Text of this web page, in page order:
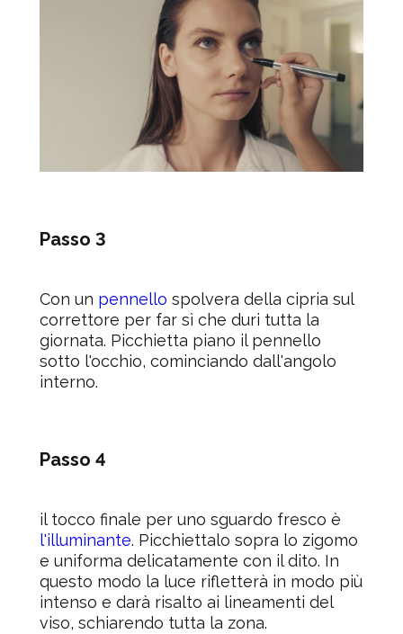
Passo 3
Con un pennello spolvera della cipria sul
correttore per far sì che duri tutta la
giornata. Picchietta piano il pennello
sotto l'occhio, cominciando dall'angolo
interno.
Passo 4
il tocco finale per uno sguardo fresco è
l'illuminante. Picchiettalo sopra lo zigomo
e uniforma delicatamente con il dito. In
questo modo la luce rifletterà in modo più
intenso e darà risalto ai lineamenti del
viso, schiarendo tutta la zona.